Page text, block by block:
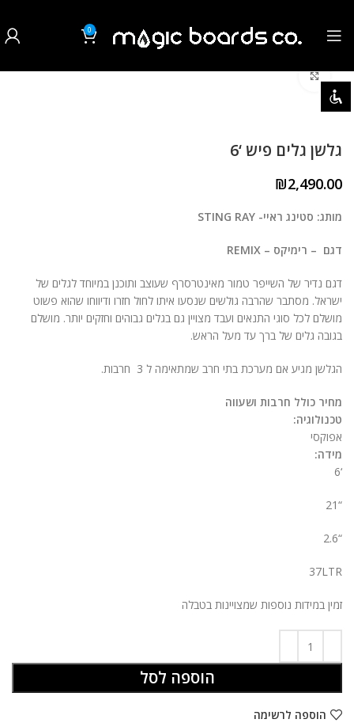
צבע רקע
זום (הקטנה)
add_circle_outline הגדלת גופן
גופן קריא
brightness_high ניגודיות בהירה
brightness_low ניגודיות כהה
format_underlined הוסף קו תחתון לקישורים
0
לחצו להגדלה
גלשן גלים פיש ‘6
₪2,490.00
מותג: סטינג ראיי- STING RAY
דגם – רימיקס – REMIX
דגם נדיר של השייפר טמור מאינטרסרף שעוצב ותוכנן במיוחד לגלים של
ישראל. מסתבר שהרבה גולשים שנסעו איתו לחול חזרו ודיווחו שהוא פשוט
מושלם לכל סוגי התנאים ועבד מצויין גם בגלים גבוהים וחזקים יותר. מושלם
בגובה גלים של ברך עד מעל הראש.
הגלשן מגיע אם מערכת בתי חרב שמתאימה ל 3 חרבות.
מחיר כולל חרבות ושעווה
טכנולוגיה:
אפוקסי
מידה:
‘6
“21
“2.6
37LTR
זמין במידות נוספות שמצויינות בטבלה
הוספה לסל
הוספה לרשימה